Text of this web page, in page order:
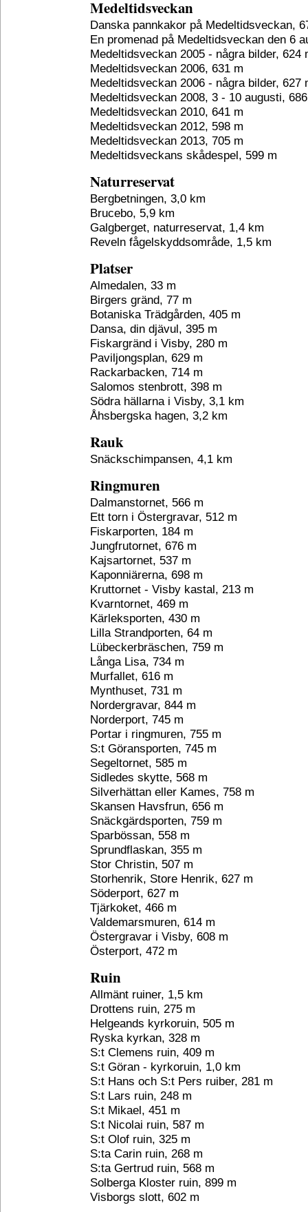
Medeltidsveckan
Danska pannkakor på Medeltidsveckan,
En promenad på Medeltidsveckan den 6
Medeltidsveckan 2005 - några bilder, 624
Medeltidsveckan 2006, 631 m
Medeltidsveckan 2006 - några bilder, 627
Medeltidsveckan 2008, 3 - 10 augusti,
Medeltidsveckan 2010, 641 m
Medeltidsveckan 2012, 598 m
Medeltidsveckan 2013, 705 m
Medeltidsveckans skådespel, 599 m
Naturreservat
Bergbetningen, 3,0 km
Brucebo, 5,9 km
Galgberget, naturreservat, 1,4 km
Reveln fågelskyddsområde, 1,5 km
Platser
Almedalen, 33 m
Birgers gränd, 77 m
Botaniska Trädgården, 405 m
Dansa, din djävul, 395 m
Fiskargränd i Visby, 280 m
Paviljongsplan, 629 m
Rackarbacken, 714 m
Salomos stenbrott, 398 m
Södra hällarna i Visby, 3,1 km
Åhsbergska hagen, 3,2 km
Rauk
Snäckschimpansen, 4,1 km
Ringmuren
Dalmanstornet, 566 m
Ett torn i Östergravar, 512 m
Fiskarporten, 184 m
Jungfrutornet, 676 m
Kajsartornet, 537 m
Kaponniärerna, 698 m
Kruttornet - Visby kastal, 213 m
Kvarntornet, 469 m
Kärleksporten, 430 m
Lilla Strandporten, 64 m
Lübeckerbräschen, 759 m
Långa Lisa, 734 m
Murfallet, 616 m
Mynthuset, 731 m
Nordergravar, 844 m
Norderport, 745 m
Portar i ringmuren, 755 m
S:t Göransporten, 745 m
Segeltornet, 585 m
Sidledes skytte, 568 m
Silverhättan eller Kames, 758 m
Skansen Havsfrun, 656 m
Snäckgärdsporten, 759 m
Sparbössan, 558 m
Sprundflaskan, 355 m
Stor Christin, 507 m
Storhenrik, Store Henrik, 627 m
Söderport, 627 m
Tjärkoket, 466 m
Valdemarsmuren, 614 m
Östergravar i Visby, 608 m
Österport, 472 m
Ruin
Allmänt ruiner, 1,5 km
Drottens ruin, 275 m
Helgeands kyrkoruin, 505 m
Ryska kyrkan, 328 m
S:t Clemens ruin, 409 m
S:t Göran - kyrkoruin, 1,0 km
S:t Hans och S:t Pers ruiber, 281 m
S:t Lars ruin, 248 m
S:t Mikael, 451 m
S:t Nicolai ruin, 587 m
S:t Olof ruin, 325 m
S:ta Carin ruin, 268 m
S:ta Gertrud ruin, 568 m
Solberga Kloster ruin, 899 m
Visborgs slott, 602 m